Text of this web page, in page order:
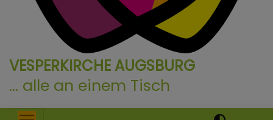
VESPERKIRCHE AUGSBURG
... alle an einem Tisch